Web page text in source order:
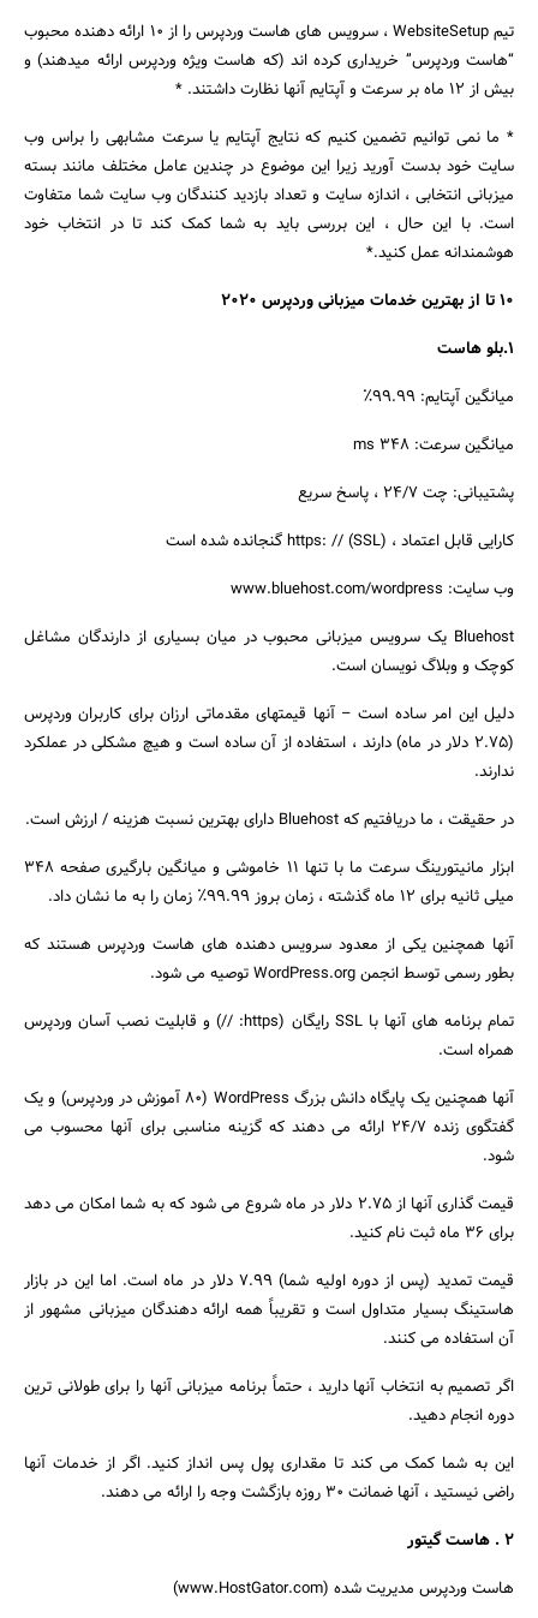
تیم WebsiteSetup ، سرویس های هاست وردپرس را از 10 ارائه دهنده محبوب
“هاست وردپرس” خریداری کرده اند (که هاست ویژه وردپرس ارائه میدهند) و
بیش از 12 ماه بر سرعت و آپتایم آنها نظارت داشتند. *
* ما نمی توانیم تضمین کنیم که نتایج آپتایم یا سرعت مشابهی را براس وب
سایت خود بدست آورید زیرا این موضوع در چندین عامل مختلف مانند بسته
میزبانی انتخابی ، اندازه سایت و تعداد بازدید کنندگان وب سایت شما متفاوت
است. با این حال ، این بررسی باید به شما کمک کند تا در انتخاب خود
هوشمندانه عمل کنید.*
10 تا از بهترین خدمات میزبانی وردپرس 2020
1.بلو هاست
میانگین آپتایم: 99.99٪
میانگین سرعت: 348 ms
پشتیبانی: چت 24/7 ، پاسخ سریع
کارایی قابل اعتماد ، https: // (SSL) گنجانده شده است
وب سایت: www.bluehost.com/wordpress
Bluehost یک سرویس میزبانی محبوب در میان بسیاری از دارندگان مشاغل
کوچک و وبلاگ نویسان است.
دلیل این امر ساده است – آنها قیمتهای مقدماتی ارزان برای کاربران وردپرس
(2.75 دلار در ماه) دارند ، استفاده از آن ساده است و هیچ مشکلی در عملکرد
ندارند.
در حقیقت ، ما دریافتیم که Bluehost دارای بهترین نسبت هزینه / ارزش است.
ابزار مانیتورینگ سرعت ما با تنها 11 خاموشی و میانگین بارگیری صفحه 348
میلی ثانیه برای 12 ماه گذشته ، زمان بروز 99.99٪ زمان را به ما نشان داد.
آنها همچنین یکی از معدود سرویس دهنده های هاست وردپرس هستند که
بطور رسمی توسط انجمن WordPress.org توصیه می شود.
تمام برنامه های آنها با SSL رایگان (https: //) و قابلیت نصب آسان وردپرس
همراه است.
آنها همچنین یک پایگاه دانش بزرگ WordPress (80 آموزش در وردپرس) و یک
گفتگوی زنده 24/7 ارائه می دهند که گزینه مناسبی برای آنها محسوب می
شود.
قیمت گذاری آنها از 2.75 دلار در ماه شروع می شود که به شما امکان می دهد
برای 36 ماه ثبت نام کنید.
قیمت تمدید (پس از دوره اولیه شما) 7.99 دلار در ماه است. اما این در بازار
هاستینگ بسیار متداول است و تقریباً همه ارائه دهندگان میزبانی مشهور از
آن استفاده می کنند.
اگر تصمیم به انتخاب آنها دارید ، حتماً برنامه میزبانی آنها را برای طولانی ترین
دوره انجام دهید.
این به شما کمک می کند تا مقداری پول پس انداز کنید. اگر از خدمات آنها
راضی نیستید ، آنها ضمانت 30 روزه بازگشت وجه را ارائه می دهند.
2 . هاست گیتور
هاست وردپرس مدیریت شده (www.HostGator.com)